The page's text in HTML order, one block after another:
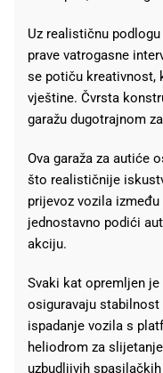
Uz realističnu
prave vatrogasne
se potiču kreativnost,
vještine. Čvrsta
garažu dugotrajnom
Ova garaža za autiće
što realističnije
prijevoz vozila
jednostavno podići
akciju.
Svaki kat opremljen
osiguravaju
ispadanje vozila s
heliodrom za
uzbudljivih